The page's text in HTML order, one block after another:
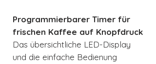
Programmierbarer Timer für
frischen Kaffee auf Knopfdruck
Das übersichtliche LED-Display
und die einfache Bedienung